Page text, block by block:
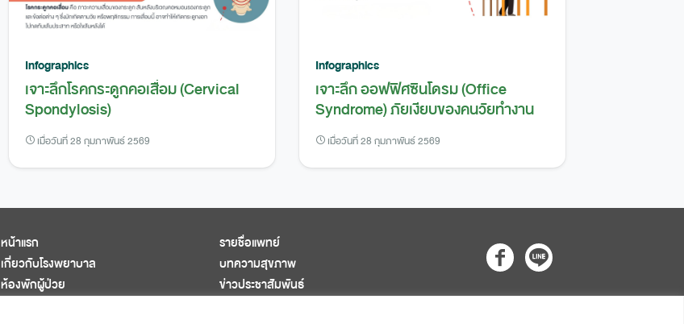
Infographics
เจาะลึกโรคกระดูกคอเสื่อม (Cervical
Spondylosis)
เมื่อวันที่ 28 กุมภาพันธ์ 2569
Infographics
เจาะลึก ออฟฟิศซินโดรม (Office
Syndrome) ภัยเงียบของคนวัยทำงาน
เมื่อวันที่ 28 กุมภาพันธ์ 2569
หน้าแรก
เกี่ยวกับโรงพยาบาล
ห้องพักผู้ป่วย
รายชื่อแพทย์
บทความสุขภาพ
ข่าวประชาสัมพันธ์